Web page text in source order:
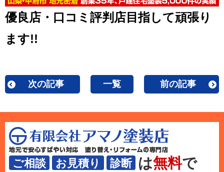
優良店・口コミ評判店目指して頑張り
ます!!
次の記事 一覧 前の記事
ご相談 お見積り 診断 は無料で